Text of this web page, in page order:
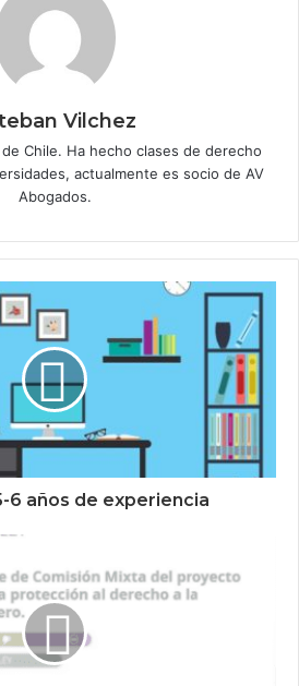
Vilchez
Chile. Ha hecho clases de derecho
actualmente es socio de AV
Abogados.
6 años de experiencia